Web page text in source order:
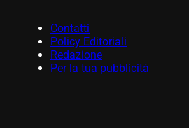
Contatti
Policy Editoriali
Redazione
Per la tua pubblicità